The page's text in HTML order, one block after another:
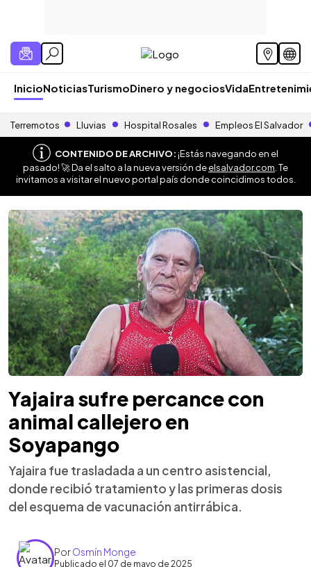
InicioNoticiasTurismoDinero y negociosVida
Terremotos Lluvias Hospital Rosales Empleos El Salvador
CONTENIDO DE ARCHIVO:¡Estás navegando en el
pasado! 🚀 Da el salto a la nueva versión deelsalvador.com . Te
invitamos a visitar el nuevo portal país donde coincidimos todos.
Yajaira sufre percance con
animal callejero en
Soyapango
Yajaira fue trasladada a un centro asistencial,
donde recibió tratamiento y las primeras dosis
del esquema de vacunación antirrábica.
PorOsmín Monge
Publicado el 07 de mayo de 2025